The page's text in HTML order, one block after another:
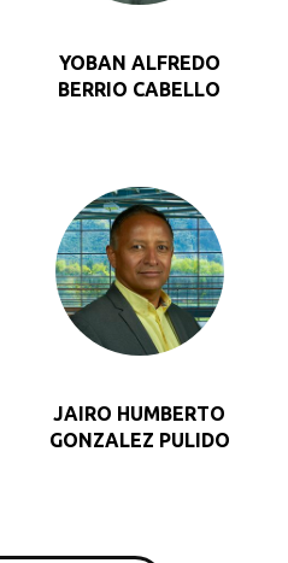
YOBAN ALFREDO
BERRIO CABELLO
JAIRO HUMBERTO
GONZALEZ PULIDO